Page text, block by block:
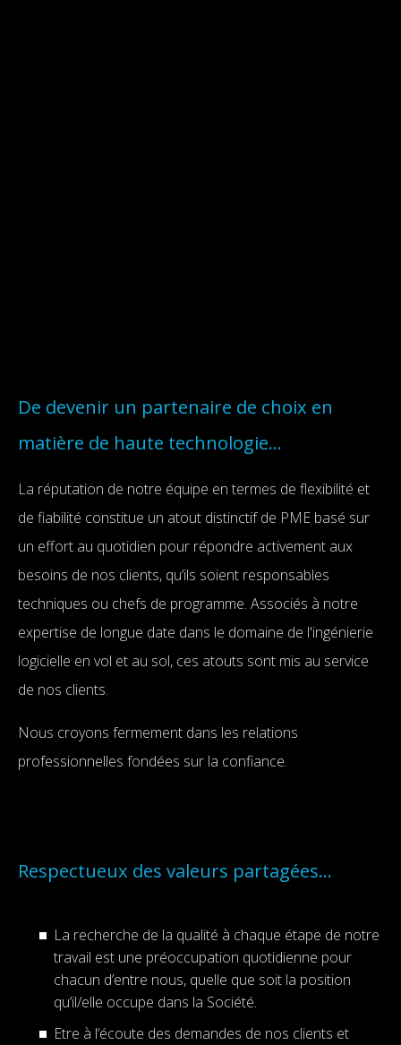
DE
DEVENIR
UN
PARTENAIRE
DE
CHOIX
EN
MATIÈRE
DE
TECHNOLOGIE…
De devenir un partenaire de choix en
matière de haute technologie…
La réputation de notre équipe en termes de flexibilité et
de fiabilité constitue un atout distinctif de PME basé sur
un effort au quotidien pour répondre activement aux
besoins de nos clients, qu’ils soient responsables
techniques ou chefs de programme. Associés à notre
expertise de longue date dans le domaine de l'ingénierie
logicielle en vol et au sol, ces atouts sont mis au service
de nos clients.
Nous croyons fermement dans les relations
professionnelles fondées sur la confiance.
RESPECTUEUX
DES
VALEURS
PARTAGÉES…
Respectueux des valeurs partagées…
La recherche de la qualité à chaque étape de notre
travail est une préoccupation quotidienne pour
chacun d’entre nous, quelle que soit la position
qu’il/elle occupe dans la Société.
Etre à l’écoute des demandes de nos clients et